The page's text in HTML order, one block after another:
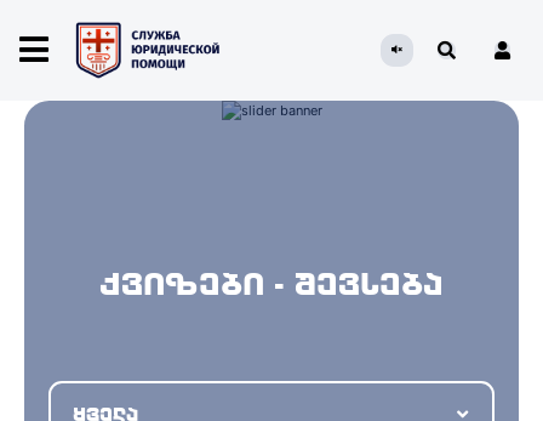
ქვიზები - შევსება
ყველა